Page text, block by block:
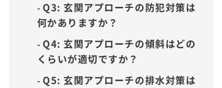
Q3: 玄関アプローチの防犯対策は
何かありますか？
Q4: 玄関アプローチの傾斜はどの
くらいが適切ですか？
Q5: 玄関アプローチの排水対策は